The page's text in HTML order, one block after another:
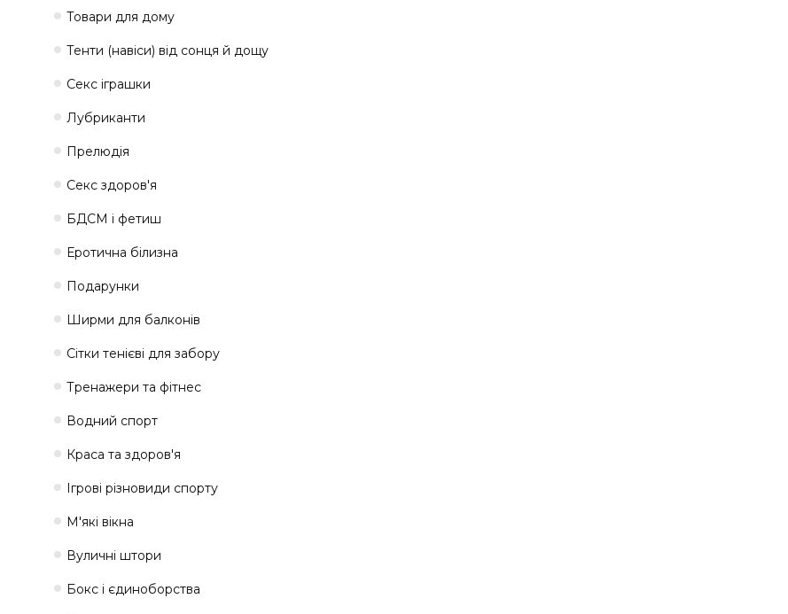
Товари для дому
Тенти (навіси) від сонця й дощу
Секс іграшки
Лубриканти
Прелюдія
Секс здоров'я
БДСМ і фетиш
Еротична білизна
Подарунки
Ширми для балконів
Сітки тенієві для забору
Тренажери та фітнес
Водний спорт
Краса та здоров'я
Ігрові різновиди спорту
М'які вікна
Вуличні штори
Бокс і єдиноборства